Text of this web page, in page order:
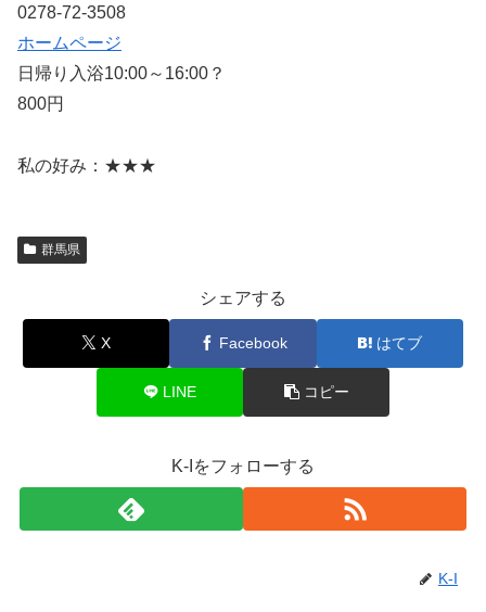
0278-72-3508
ホームページ
日帰り入浴10:00～16:00？
800円
私の好み：★★★
群馬県
シェアする
X Facebook はてブ
LINE コピー
K-Iをフォローする
K-I